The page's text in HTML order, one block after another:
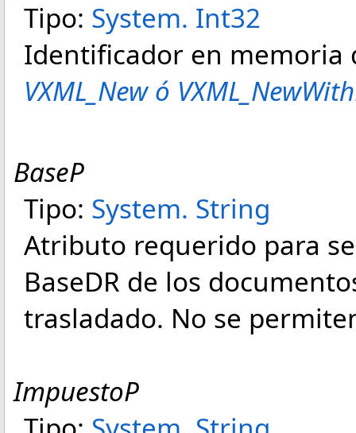
Tipo: System. Int32
Identificador en
VXML_New ó
BaseP
Tipo: System. String
Atributo requerido para
BaseDR de los
trasladado. No se
ImpuestoP